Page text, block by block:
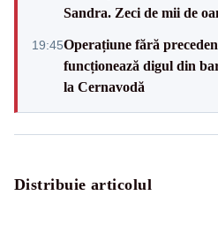
Sandra. Zeci de mii de
19:45Operațiune fără
funcționează digul din
la Cernavodă
Distribuie articolul